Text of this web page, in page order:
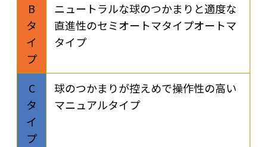
B
タ
イ
プ
ニュートラルな球のつかまりと適度な
直進性のセミオートマタイプオートマ
タイプ
C
タ
イ
プ
球のつかまりが控えめで操作性の高い
マニュアルタイプ